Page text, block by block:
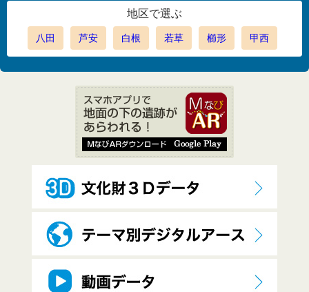
地区で選ぶ
八田 芦安 白根 若草 櫛形 甲西